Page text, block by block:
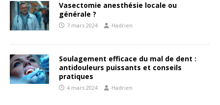
Vasectomie anesthésie locale ou
générale ?
7 mars 2024 Hadrien
Soulagement efficace du mal de dent :
antidouleurs puissants et conseils
pratiques
4 mars 2024 Hadrien